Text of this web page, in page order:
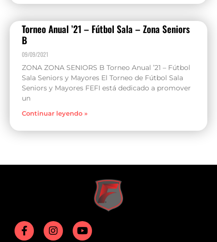
Torneo Anual ’21 – Fútbol Sala – Zona Seniors
B
09/09/2021
ZONA ZONA SENIORS B Torneo Anual ’21 – Fútbol
Sala Seniors y Mayores El Torneo de Fútbol Sala
Seniors y Mayores FEFI está dedicado a promover
un
Continuar leyendo »